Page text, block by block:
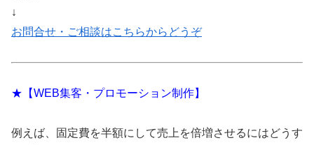
↓
お問合せ・ご相談はこちらからどうぞ
★【WEB集客・プロモーション制作】
例えば、固定費を半額にして売上を倍増させるにはどうす